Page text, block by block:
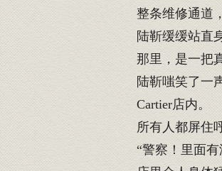
整条维修通道
陆靳缓缓站直
那里，是一把
陆靳嗤笑了一
Cartier店内。
所有人都屏住
“警察！里面有